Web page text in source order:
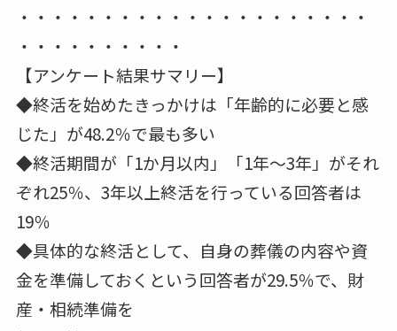
・・・・・・・・・・・・・・・・・・・・・
・・・・・・・・・・
【アンケート結果サマリー】
◆終活を始めたきっかけは「年齢的に必要と感
じた」が48.2％で最も多い
◆終活期間が「1か月以内」「1年～3年」がそれ
ぞれ25％、3年以上終活を行っている回答者は
19％
◆具体的な終活として、自身の葬儀の内容や資
金を準備しておくという回答者が29.5％で、財
産・相続準備を